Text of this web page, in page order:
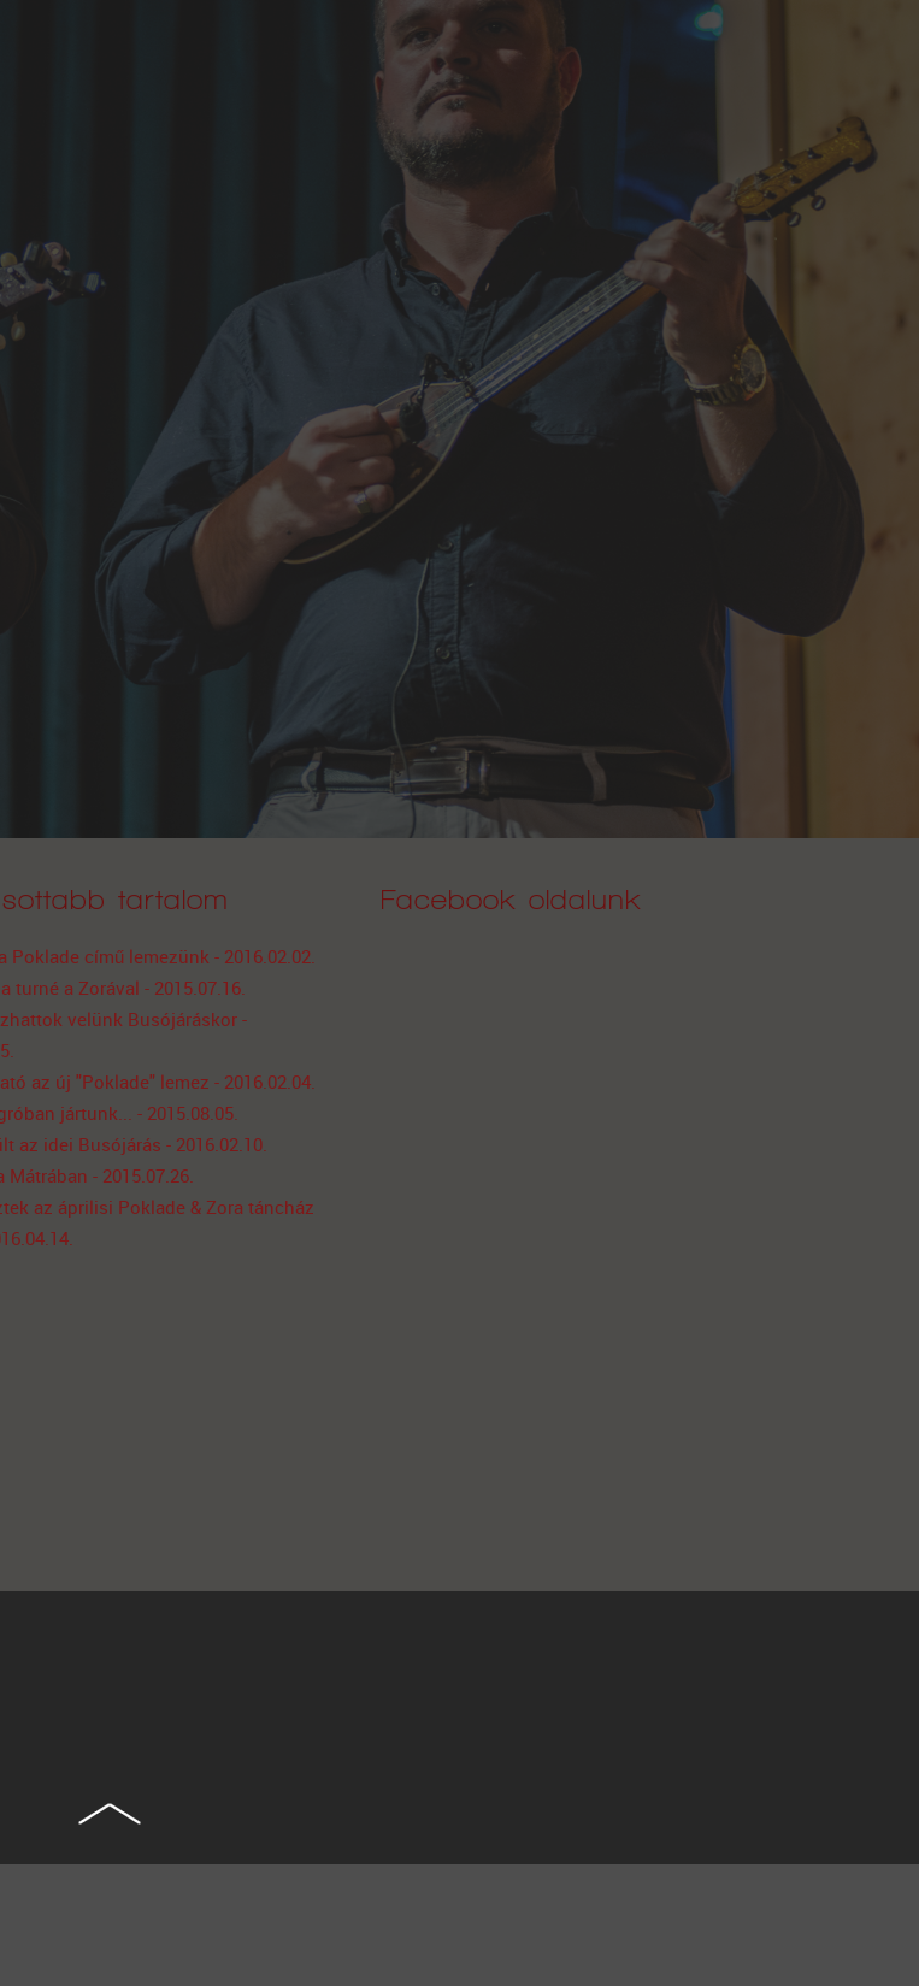
tartalom
Poklade című lemezünk - 2016.02.02.
turné a Zorával - 2015.07.16.
velünk Busójáráskor -
az új "Poklade" lemez - 2016.02.04.
jártunk... - 2015.08.05.
az idei Busójárás - 2016.02.10.
Mátrában - 2015.07.26.
az áprilisi Poklade & Zora táncház
Facebook oldalunk